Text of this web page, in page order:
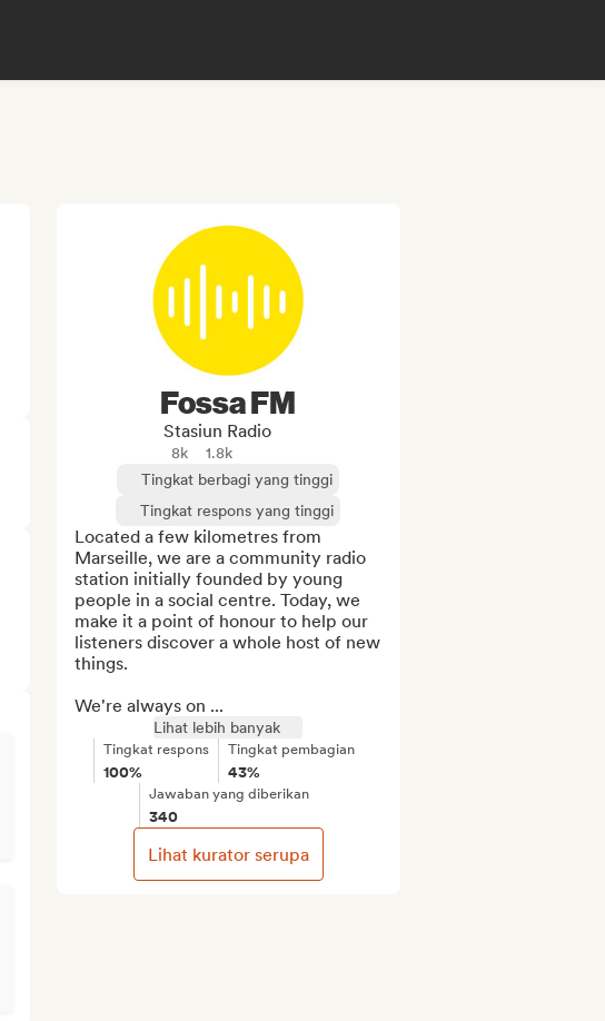
Fossa FM
Stasiun Radio
8k
1.8k
Tingkat berbagi yang tinggi
Tingkat respons yang tinggi
Located a few kilometres from
Marseille, we are a community radio
station initially founded by young
people in a social centre. Today, we
make it a point of honour to help our
listeners discover a whole host of new
things.
We're always on ...
Lihat lebih banyak
Tingkat respons
100%
Tingkat pembagian
43%
Jawaban yang diberikan
340
Lihat kurator serupa